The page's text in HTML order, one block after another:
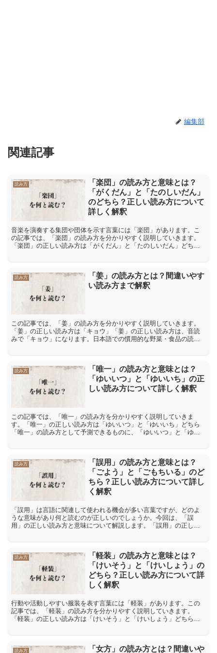
編集部
関連記事
読み方
「楽団」の読み方と意味とは？
「がくだん」と「たのしいだん」
のどちら？正しい読み方について
詳しく解釈
音楽を演奏する集団や団体を示す言葉には「楽団」があります。こ
の記事では、「楽団」の読み方を分かりやすく説明していきます。
「楽団」の正しい読み方は「がくだん」と「たのしいだん」どちら
読み方
「姜」の読み方とは？間違いやす
い読み方まで解釈
この記事では、「姜」の読み方を分かりやすく説明していきます。
「姜」の正しい読み方は「キョウ」「姜」の正しい読み方は、音読
みで「キョウ」になります。日本語での慣用的な野菜・食品の読み
読み方
「唯一」の読み方と意味とは？
「ゆいいつ」と「ゆいいち」の正
しい読み方について詳しく解釈
この記事では、「唯一」の読み方を分かりやすく説明していきま
す。「唯一」の正しい読み方は「ゆいいつ」と「ゆいいち」どちら
「唯一」の読み方として予測できるものに、「ゆいいつ」と「ゆい
読み方
「誤用」の読み方と意味とは？
「ごよう」と「ごもちいる」のど
ちら？正しい読み方について詳し
く解釈
「誤用」は言語に関連して使われる機会が多い言葉ですが、どのよ
うな意味があり何と読むのが正しいのでしょうか。今回は、「誤
用」の正しい読み方と意味について解説します。「誤用」の正しい
読み方
「軽装」の読み方と意味とは？
「けいそう」と「けいしょう」の
どちら？正しい読み方について詳
しく解釈
行動や活動しやすい服装を表す言葉には「軽装」があります。この
記事では、「軽装」の読み方を分かりやすく説明していきます。
「軽装」の正しい読み方は「けいそう」と「けいしょう」どちら
読み方 「女方」の読み方とは？間違いや